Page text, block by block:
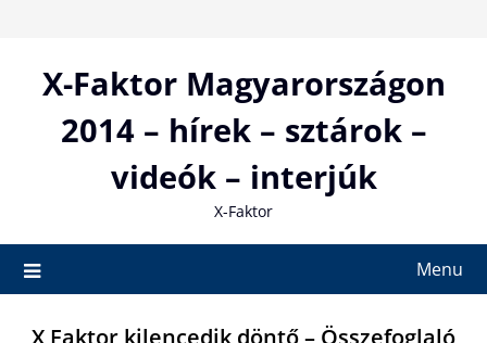
contentX-Faktor Magyarországon
2014 – hírek – sztárok –
videók – interjúk
X-Faktor
Menu
X Faktor kilencedik döntő – Összefoglaló